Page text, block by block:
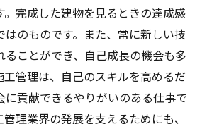
。完成した建物を見るときの達成感
はのものです。また、常に新しい技
ることができ、自己成長の機会も多
工管理は、自己のスキルを高めるだ
に貢献できるやりがいのある仕事で
理業界の発展を支えるためにも、